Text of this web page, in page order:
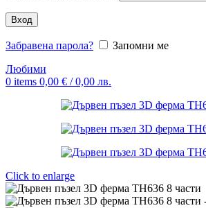
Вход
Забравена парола?
Запомни ме
Любими
0 items 0,00 € / 0,00 лв.
Click to enlarge